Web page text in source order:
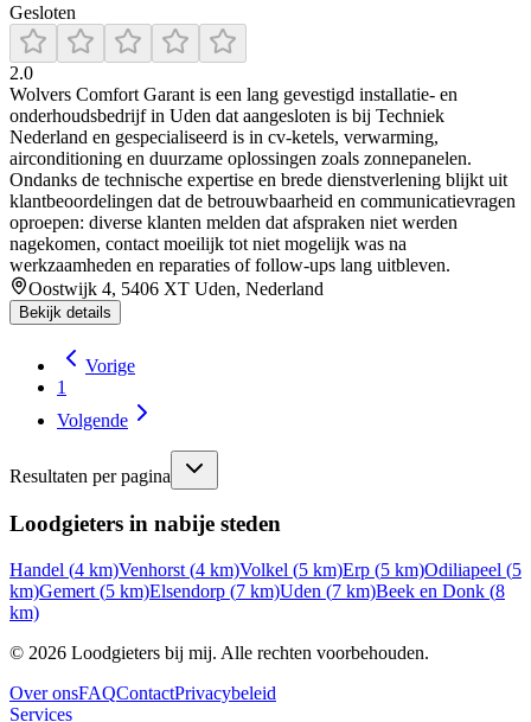
Gesloten
2.0
Wolvers Comfort Garant is een lang gevestigd installatie- en
onderhoudsbedrijf in Uden dat aangesloten is bij Techniek
Nederland en gespecialiseerd is in cv-ketels, verwarming,
airconditioning en duurzame oplossingen zoals zonnepanelen.
Ondanks de technische expertise en brede dienstverlening blijkt uit
klantbeoordelingen dat de betrouwbaarheid en communicatievragen
oproepen: diverse klanten melden dat afspraken niet werden
nagekomen, contact moeilijk tot niet mogelijk was na
werkzaamheden en reparaties of follow-ups lang uitbleven.
Oostwijk 4, 5406 XT Uden, Nederland
Bekijk details
Vorige
1
Volgende
Resultaten per pagina
Loodgieters in nabije steden
Handel (4 km)Venhorst (4 km)Volkel (5 km)Erp (5 km)Odiliapeel (5
km)Gemert (5 km)Elsendorp (7 km)Uden (7 km)Beek en Donk (8
km)
© 2026 Loodgieters bij mij. Alle rechten voorbehouden.
Over onsFAQContactPrivacybeleid
Services